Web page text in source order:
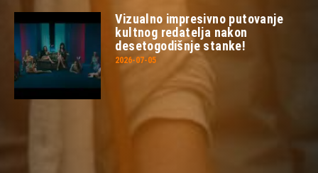
Vizualno impresivno putovanje
kultnog redatelja nakon
desetogodišnje stanke!
2026-07-05